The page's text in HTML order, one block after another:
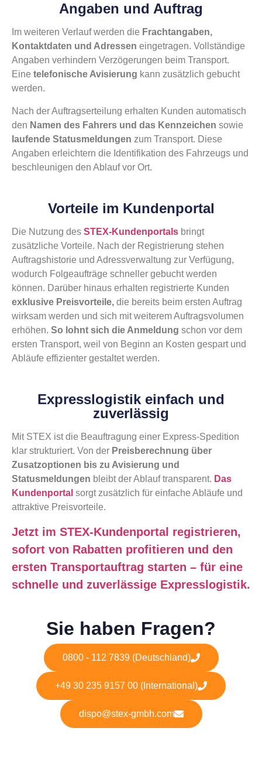
Angaben und Auftrag
Im weiteren Verlauf werden die Frachtangaben,
Kontaktdaten und Adressen eingetragen. Vollständige
Angaben verhindern Verzögerungen beim Transport.
Eine telefonische Avisierung kann zusätzlich gebucht
werden.
Nach der Auftragserteilung erhalten Kunden automatisch
den Namen des Fahrers und das Kennzeichen sowie
laufende Statusmeldungen zum Transport. Diese
Angaben erleichtern die Identifikation des Fahrzeugs und
beschleunigen den Ablauf vor Ort.
Vorteile im Kundenportal
Die Nutzung des STEX-Kundenportals bringt
zusätzliche Vorteile. Nach der Registrierung stehen
Auftragshistorie und Adressverwaltung zur Verfügung,
wodurch Folgeaufträge schneller gebucht werden
können. Darüber hinaus erhalten registrierte Kunden
exklusive Preisvorteile, die bereits beim ersten Auftrag
wirksam werden und sich mit weiterem Auftragsvolumen
erhöhen. So lohnt sich die Anmeldung schon vor dem
ersten Transport, weil von Beginn an Kosten gespart und
Abläufe effizienter gestaltet werden.
Expresslogistik einfach und
zuverlässig
Mit STEX ist die Beauftragung einer Express-Spedition
klar strukturiert. Von der Preisberechnung über
Zusatzoptionen bis zu Avisierung und
Statusmeldungen bleibt der Ablauf transparent. Das
Kundenportal sorgt zusätzlich für einfache Abläufe und
attraktive Preisvorteile.
Jetzt im STEX-Kundenportal registrieren,
sofort von Rabatten profitieren und den
ersten Transportauftrag starten – für eine
schnelle und zuverlässige Expresslogistik.
Sie haben Fragen?
0800 - 112 7839 (Deutschland)
+49 30 235 9157 00 (International)
dispo@stex-gmbh.com